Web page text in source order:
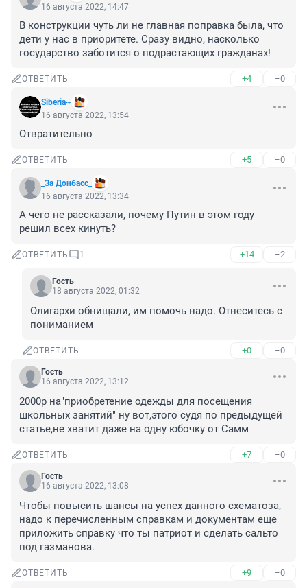
16 августа 2022, 14:47
В конструкции чуть ли не главная поправка была, что
дети у нас в приоритете. Сразу видно, насколько
государство заботится о подрастающих гражданах!
ОТВЕТИТЬ +4 –0
Siberia~
16 августа 2022, 13:54
Отвратительно
ОТВЕТИТЬ +5 –0
_За Донбасс_
16 августа 2022, 13:34
А чего не рассказали, почему Путин в этом году
решил всех кинуть?
ОТВЕТИТЬ 1 +14 –2
Гость
18 августа 2022, 01:32
Олигархи обнищали, им помочь надо. Отнеситесь с
пониманием
ОТВЕТИТЬ +0 –0
Гость
16 августа 2022, 13:12
2000р на"приобретение одежды для посещения
школьных занятий" ну вот,этого судя по предыдущей
статье,не хватит даже на одну юбочку от Самм
ОТВЕТИТЬ +7 –0
Гость
16 августа 2022, 13:08
Чтобы повысить шансы на успех данного схематоза,
надо к перечисленным справкам и документам еще
приложить справку что ты патриот и сделать сальто
под газманова.
ОТВЕТИТЬ +9 –0